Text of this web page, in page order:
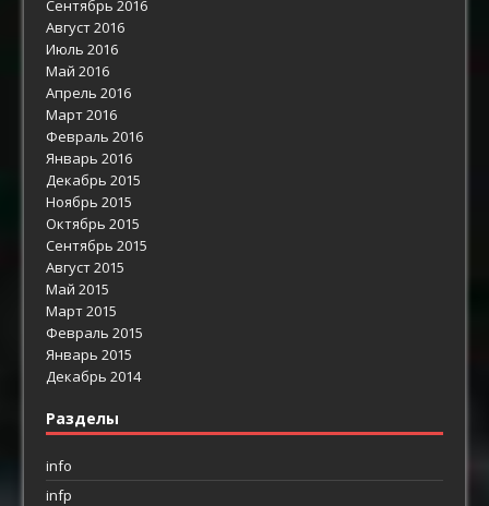
Сентябрь 2016
Август 2016
Июль 2016
Май 2016
Апрель 2016
Март 2016
Февраль 2016
Январь 2016
Декабрь 2015
Ноябрь 2015
Октябрь 2015
Сентябрь 2015
Август 2015
Май 2015
Март 2015
Февраль 2015
Январь 2015
Декабрь 2014
Разделы
info
infp